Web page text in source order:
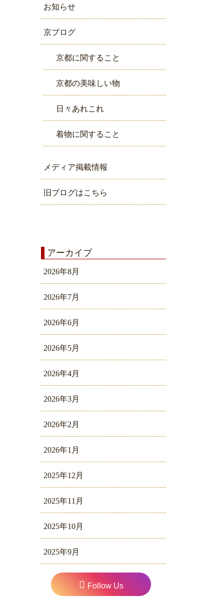
お知らせ
京ブログ
京都に関すること
京都の美味しい物
日々あれこれ
着物に関すること
メディア掲載情報
旧ブログはこちら
アーカイブ
2026年8月
2026年7月
2026年6月
2026年5月
2026年4月
2026年3月
2026年2月
2026年1月
2025年12月
2025年11月
2025年10月
2025年9月
Follow Us